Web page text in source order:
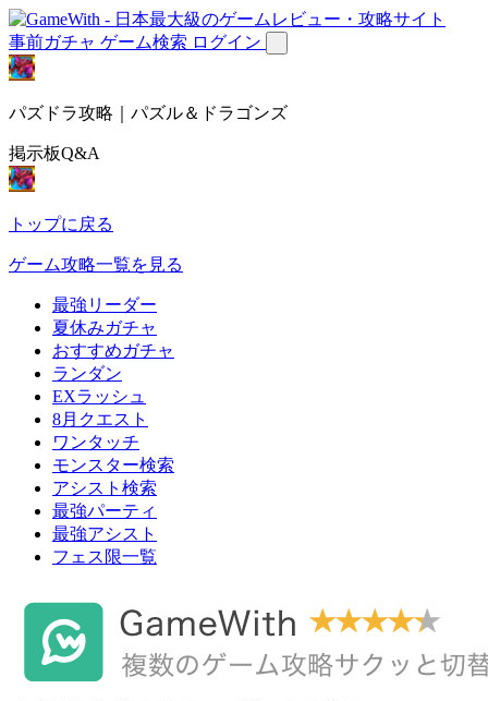
事前ガチャ ゲーム検索 ログイン
パズドラ攻略｜パズル＆ドラゴンズ
掲示板Q&A
トップに戻る
ゲーム攻略一覧を見る
最強リーダー
夏休みガチャ
おすすめガチャ
ランダン
EXラッシュ
8月クエスト
ワンタッチ
モンスター検索
アシスト検索
最強パーティ
最強アシスト
フェス限一覧